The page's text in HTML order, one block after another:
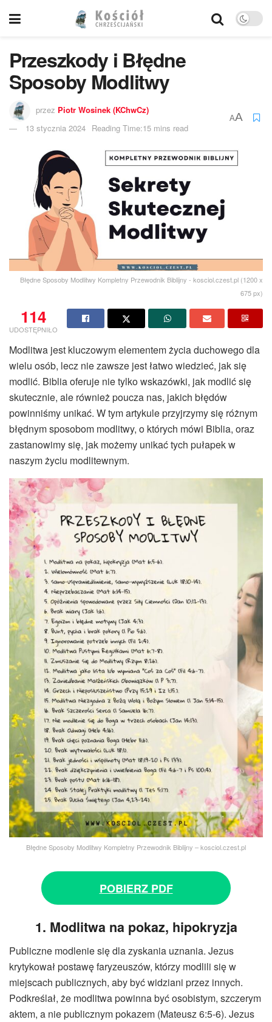
Przeszkody i Błędne
Sposoby Modlitwy
przez Piotr Wosinek (KChwCz)
13 stycznia 2024 Reading Time:15 mins read
AA
Błędne Sposoby Modlitwy Kompletny Przewodnik Biblijny - kosciol.czest.pl (1200 x
675 px)
114
UDOSTĘPNIŁO
Modlitwa jest kluczowym elementem życia duchowego dla
wielu osób, lecz nie zawsze jest łatwo wiedzieć, jak się
modlić. Biblia oferuje nie tylko wskazówki, jak modlić się
skutecznie, ale również poucza nas, jakich błędów
powinniśmy unikać. W tym artykule przyjrzymy się różnym
błędnym sposobom modlitwy, o których mówi Biblia, oraz
zastanowimy się, jak możemy unikać tych pułapek w
naszym życiu modlitewnym.
Błędne Sposoby Modlitwy Kompletny Przewodnik Biblijny – kosciol.czest.pl
POBIERZ PDF
1. Modlitwa na pokaz, hipokryzja
Publiczne modlenie się dla zyskania uznania. Jezus
krytykował postawę faryzeuszów, którzy modlili się w
miejscach publicznych, aby być widziani przez innych.
Podkreślał, że modlitwa powinna być osobistym, szczerym
aktem, a nie publicznym pokazem (Mateusz 6:5-6). Jezus